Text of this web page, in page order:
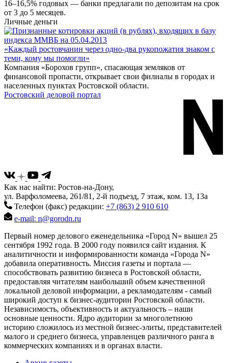
16–16,5% годовых — банки предлагали по депозитам на срок
от 3 до 5 месяцев.
Личные деньги
«Каждый ростовчанин через одно-два рукопожатия знаком с
теми, кому мы помогли»
Компания «Борохов групп», спасающая земляков от
финансовой пропасти, открывает свои филиалы в городах и
населенных пунктах Ростовской области.
Ростовский деловой портал
Как нас найти: Ростов-на-Дону,
ул. Варфоломеева, 261/81, 2-й подъезд, 7 этаж, ком. 13, 13а
Телефон (факс) редакции: +7 (863) 2 910 610
e-mail: n@gorodn.ru
Первый номер делового еженедельника «Город N» вышел 25
сентября 1992 года. В 2000 году появился сайт издания. К
аналитичности и информированности команда «Города N»
добавила оперативность. Миссия газеты и портала —
способствовать развитию бизнеса в Ростовской области,
предоставляя читателям наибольший объем качественной
локальной деловой информации, а рекламодателям - самый
широкий доступ к бизнес-аудитории Ростовской области.
Независимость, объективность и актуальность – наши
основные ценности. Ядро аудитории за многолетнюю
историю сложилось из местной бизнес-элиты, представителей
малого и среднего бизнеса, управленцев различного ранга в
коммерческих компаниях и в органах власти.